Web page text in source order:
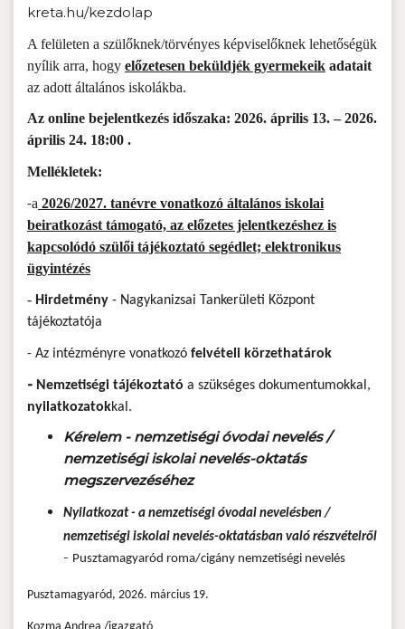
kreta.hu/kezdolap
A felületen a szülőknek/törvényes képviselőknek lehetőségük
nyílik arra, hogy előzetesen beküldjék gyermekeik adatait
az adott általános iskolákba.
Az online bejelentkezés időszaka: 2026. április 13. – 2026.
április 24. 18:00 .
Mellékletek:
-a 2026/2027. tanévre vonatkozó általános iskolai
beiratkozást támogató, az előzetes jelentkezéshez is
kapcsolódó szülői tájékoztató segédlet; elektronikus
ügyintézés
- Hirdetmény - Nagykanizsai Tankerületi Központ
tájékoztatója
- Az intézményre vonatkozó felvételi körzethatárok
- Nemzetiségi tájékoztató a szükséges dokumentumokkal,
nyilatkozatokkal.
Kérelem - nemzetiségi óvodai nevelés /
nemzetiségi iskolai nevelés-oktatás
megszervezéséhez
Nyilatkozat - a nemzetiségi óvodai nevelésben /
nemzetiségi iskolai nevelés-oktatásban való részvételről
- Pusztamagyaród roma/cigány nemzetiségi nevelés
Pusztamagyaród, 2026. március 19.